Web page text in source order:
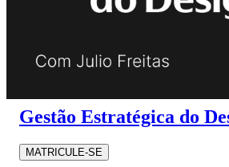
Gestão Estratégica do
MATRICULE-SE